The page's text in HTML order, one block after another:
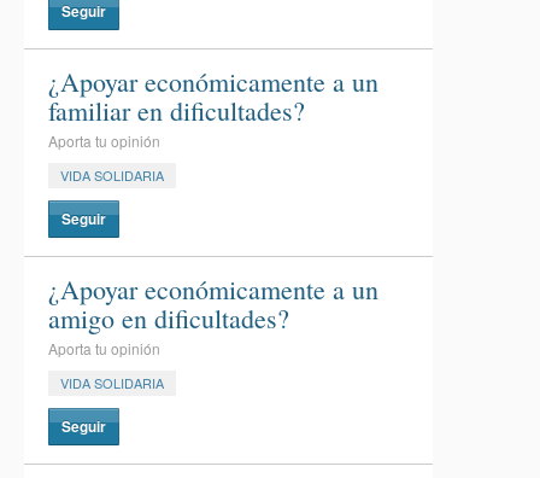
Seguir
¿Apoyar económicamente a un
familiar en dificultades?
Aporta tu opinión
VIDA SOLIDARIA
Seguir
¿Apoyar económicamente a un
amigo en dificultades?
Aporta tu opinión
VIDA SOLIDARIA
Seguir